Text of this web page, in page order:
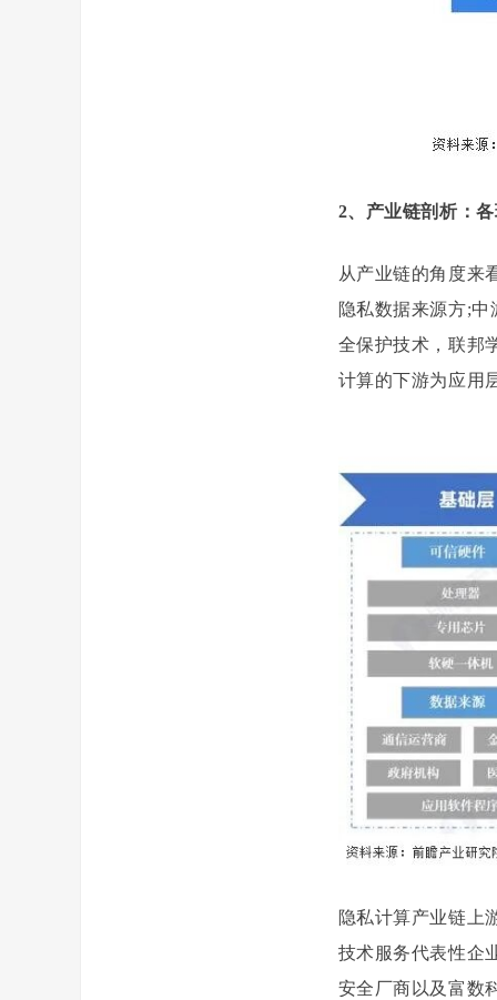
2、产业链剖析：
从产业链的角度来
隐私数据来源方;
全保护技术，联邦
计算的下游为应用
隐私计算产业链上
技术服务代表性企
安全厂商以及富数